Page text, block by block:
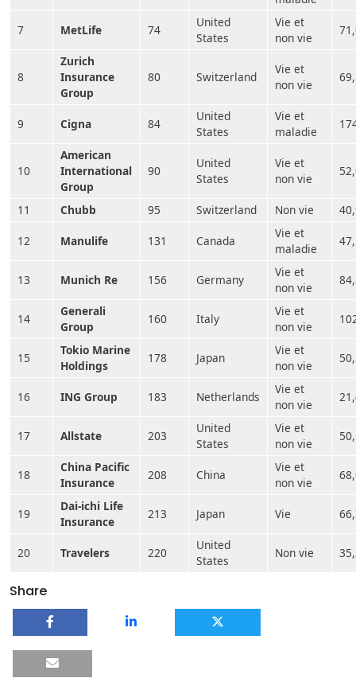
7 MetLife 74
United
States
Vie et
non vie
8
Zurich
Insurance
Group
80 Switzerland
Vie et
non vie
9 Cigna 84
United
States
Vie et
maladie
10
American
International
Group
90
United
States
Vie et
non vie
11 Chubb 95 Switzerland Non vie
12 Manulife 131 Canada
Vie et
maladie
13 Munich Re 156 Germany
Vie et
non vie
14
Generali
Group
160 Italy
Vie et
non vie
15
Tokio Marine
Holdings
178 Japan
Vie et
non vie
16 ING Group 183 Netherlands
Vie et
non vie
17 Allstate 203
United
States
Vie et
non vie
18
China Pacific
Insurance
208 China
Vie et
non vie
19
Dai-ichi Life
Insurance
213 Japan Vie
20 Travelers 220
United
States
Non vie
Share